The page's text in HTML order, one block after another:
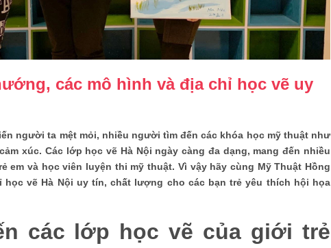
các mô hình và địa chỉ học vẽ uy
người ta mệt mỏi, nhiều người tìm đến các khóa học mỹ thuật như
xúc. Các lớp học vẽ Hà Nội ngày càng đa dạng, mang đến nhiều
và học viên luyện thi mỹ thuật. Vì vậy hãy cùng Mỹ Thuật Hồng
học vẽ Hà Nội uy tín, chất lượng cho các bạn trẻ yêu thích hội họa
các lớp học vẽ của giới trẻ